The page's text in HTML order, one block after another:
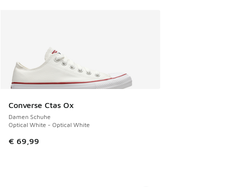
Converse Ctas Ox
Damen Schuhe
Optical White - Optical White
€ 69,99